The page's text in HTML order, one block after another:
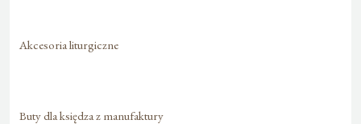
Akcesoria liturgiczne
Buty dla księdza z manufaktury